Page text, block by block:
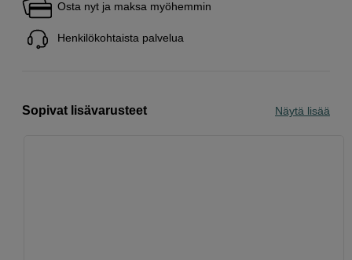
Osta nyt ja maksa myöhemmin
Henkilökohtaista palvelua
Sopivat lisävarusteet Näytä lisää